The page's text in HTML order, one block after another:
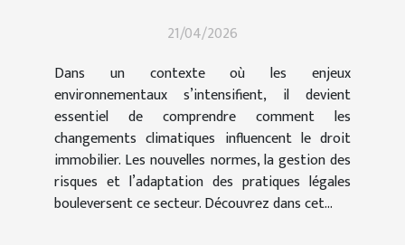
immobilier ?21/04/2026
Dans un contexte où les enjeux
environnementaux s’intensifient, il devient
essentiel de comprendre comment les
changements climatiques influencent le droit
immobilier. Les nouvelles normes, la gestion des
risques et l’adaptation des pratiques légales
bouleversent ce secteur. Découvrez dans cet...